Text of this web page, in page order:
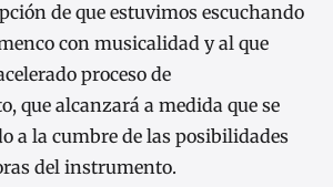
de que estuvimos escuchando
con musicalidad y al que
proceso de
que alcanzará a medida que se
a la cumbre de las posibilidades
del instrumento.